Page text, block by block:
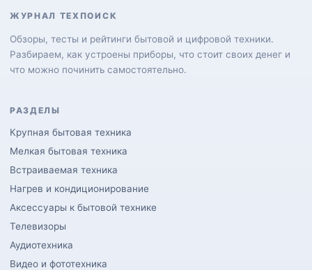
ЖУРНАЛ ТЕХПОИСК
Обзоры, тесты и рейтинги бытовой и цифровой техники.
Разбираем, как устроены приборы, что стоит своих денег и
что можно починить самостоятельно.
РАЗДЕЛЫ
Крупная бытовая техника
Мелкая бытовая техника
Встраиваемая техника
Нагрев и кондиционирование
Аксессуары к бытовой технике
Телевизоры
Аудиотехника
Видео и фототехника